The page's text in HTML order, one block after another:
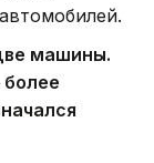
машины.